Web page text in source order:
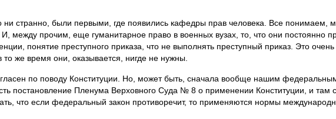
странно, были первыми, где появились кафедры прав человека. Все понимаем,
между прочим, еще гуманитарное право в военных вузах, то, что они постоянно
понятие преступного приказа, что не выполнять преступный приказ. Это
же время они, оказывается, нигде не нужны.
по поводу Конституции. Но, может быть, сначала вообще нашим
постановление Пленума Верховного Суда № 8 о применении Конституции, и там
что если федеральный закон противоречит, то применяются нормы